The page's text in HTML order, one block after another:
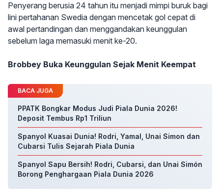
Penyerang berusia 24 tahun itu menjadi mimpi buruk bagi
lini pertahanan Swedia dengan mencetak gol cepat di
awal pertandingan dan menggandakan keunggulan
sebelum laga memasuki menit ke-20.
Brobbey Buka Keunggulan Sejak Menit Keempat
BACA JUGA
PPATK Bongkar Modus Judi Piala Dunia 2026!
Deposit Tembus Rp1 Triliun
Spanyol Kuasai Dunia! Rodri, Yamal, Unai Simon dan
Cubarsi Tulis Sejarah Piala Dunia
Spanyol Sapu Bersih! Rodri, Cubarsi, dan Unai Simón
Borong Penghargaan Piala Dunia 2026